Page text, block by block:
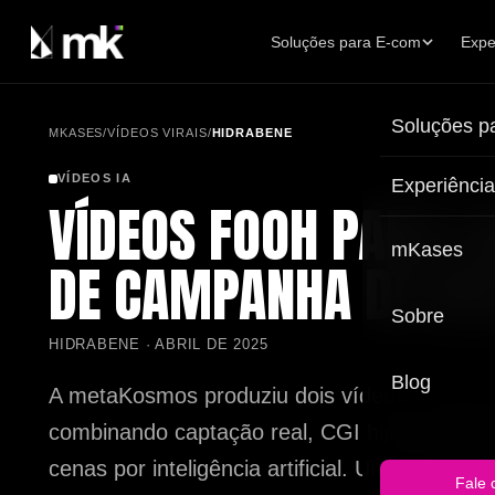
Soluções para E-com
mK 3D Shop | Visualizador 3D de Produtos com AR
mK Beauty | Provador Virtual de Beleza
mK Fashion+ | Provador Virtual de Moda & AI Studio
Vídeos 3D | IA | FOOH
Filtros AR para Press-kit e PDV
Ativações XR em Eventos
Tour Virtual de Ambientes
Soluções
mKases
Sobre
Blog
Fale
MKASES/VÍDEOS VIRAIS/HIDRABENE
VÍDEOS IA
VÍDEOS FOOH PARA
DE CAMPANHA DE
HIDRABENE · ABRIL DE 2025
A metaKosmos produziu dois vídeos FOOH
combinando captação real, CGI hiper-realista
cenas por inteligência artificial. Um com a